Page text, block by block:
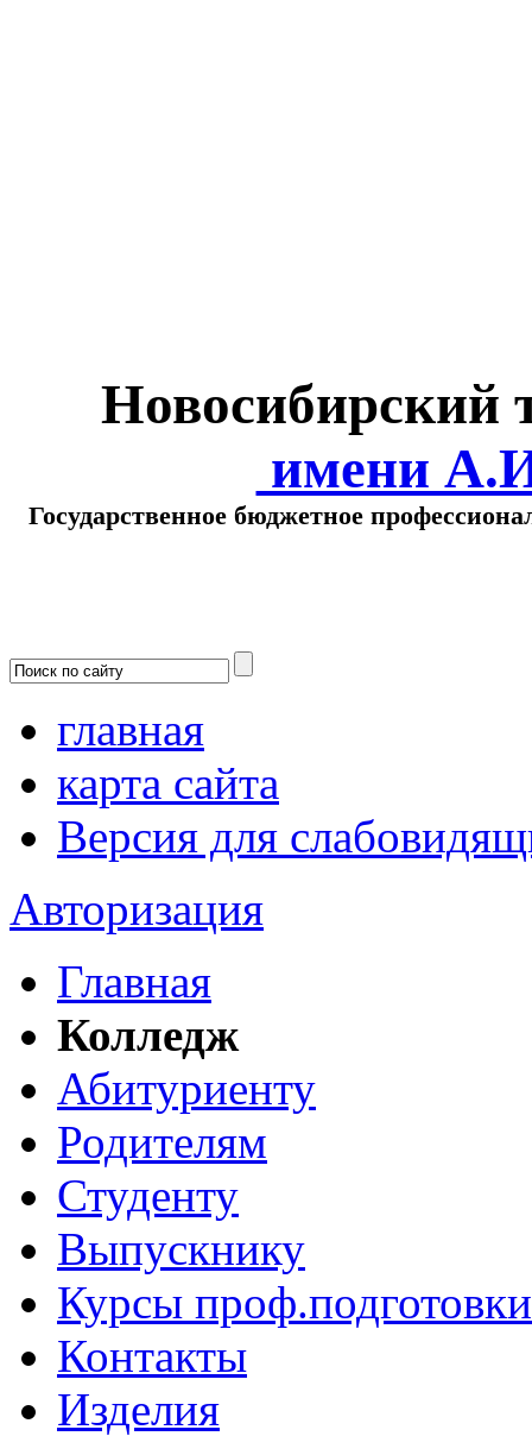
Новосибирский
имени
Государственное бюджетное
главная
карта сайта
Версия для
Авторизация
Главная
Колледж
Абитуриенту
Родителям
Студенту
Выпускнику
Курсы проф.подготовки
Контакты
Изделия